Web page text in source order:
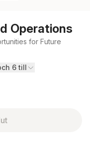
Operations
for Future
6 till